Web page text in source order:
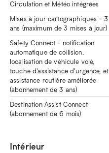
Circulation et Météo intégrées
Mises à jour cartographiques - 3
ans (maximum de 3 mises à jour)
Safety Connect - notification
automatique de collision,
localisation de véhicule volé,
touche d'assistance d'urgence, et
assistance routière améliorée
(abonnement de 3 ans)
Destination Assist Connect
(abonnement de 6 mois)
Intérieur